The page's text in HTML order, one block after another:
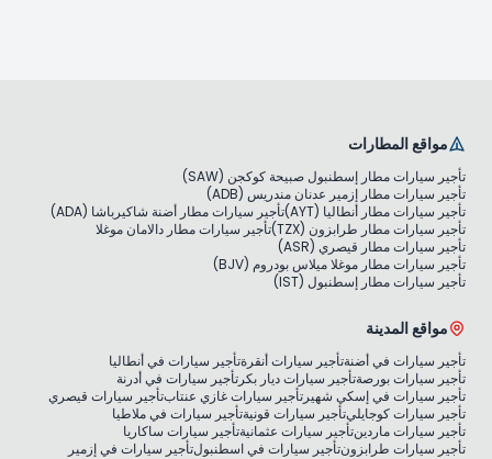
مواقع المطارات
تأجير سيارات مطار إسطنبول صبيحة كوكجن (SAW)
تأجير سيارات مطار إزمير عدنان مندريس (ADB)
تأجير سيارات مطار أنطاليا (AYT)
تأجير سيارات مطار أضنة شاكيرباشا (ADA)
تأجير سيارات مطار طرابزون (TZX)
تأجير سيارات مطار دالامان موغلا
تأجير سيارات مطار قيصري (ASR)
تأجير سيارات مطار موغلا ميلاس بودروم (BJV)
تأجير سيارات مطار إسطنبول (IST)
مواقع المدينة
تأجير سيارات في أضنةتأجير سيارات أنقرةتأجير سيارات في أنطاليا
تأجير سيارات بورصةتأجير سيارات ديار بكرتأجير سيارات في أدرنة
تأجير سيارات في إسكي شهيرتأجير سيارات غازي عنتابتأجير سيارات قيصري
تأجير سيارات كوجايليتأجير سيارات قونيةتأجير سيارات في ملاطيا
تأجير سيارات ماردينتأجير سيارات عثمانيةتأجير سيارات ساكاريا
تأجير سيارات طرابزونتأجير سيارات في اسطنبولتأجير سيارات في إزمير